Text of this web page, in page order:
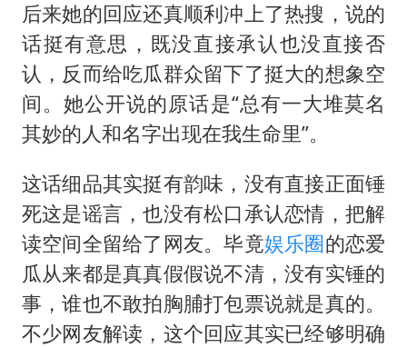
后来她的回应还真顺利冲上了热搜，说的
话挺有意思，既没直接承认也没直接否
认，反而给吃瓜群众留下了挺大的想象空
间。她公开说的原话是“总有一大堆莫名
其妙的人和名字出现在我生命里”。
这话细品其实挺有韵味，没有直接正面锤
死这是谣言，也没有松口承认恋情，把解
读空间全留给了网友。毕竟娱乐圈的恋爱
瓜从来都是真真假假说不清，没有实锤的
事，谁也不敢拍胸脯打包票说就是真的。
不少网友解读，这个回应其实已经够明确